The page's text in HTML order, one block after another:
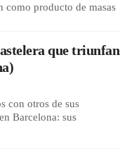
como producto de masas
que triunfan
con otros de sus
Barcelona: sus